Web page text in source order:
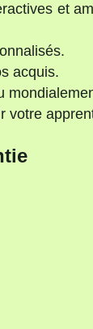
et
acquis.
votre